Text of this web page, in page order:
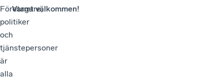
Företagare,
politiker
och
tjänstepersoner
är
alla
Varmt välkommen!